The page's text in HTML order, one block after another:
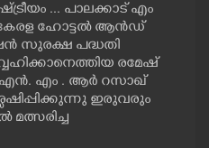
... പാലക്കാട്‌ എം
കേരള ഹോട്ടൽ ആൻഡ്
സുരക്ഷ പദ്ധതി
രമേഷ്
എം . ആർ റസാഖ്
ഇരുവരും
മത്സരിച്ച